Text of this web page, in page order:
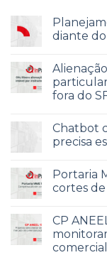
diante
fora do
Chatbot
precisa
Portaria
cortes
CP